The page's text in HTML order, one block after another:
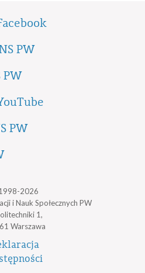
PW
PW
PW
2026
i Nauk Społecznych PW
1,
Warszawa